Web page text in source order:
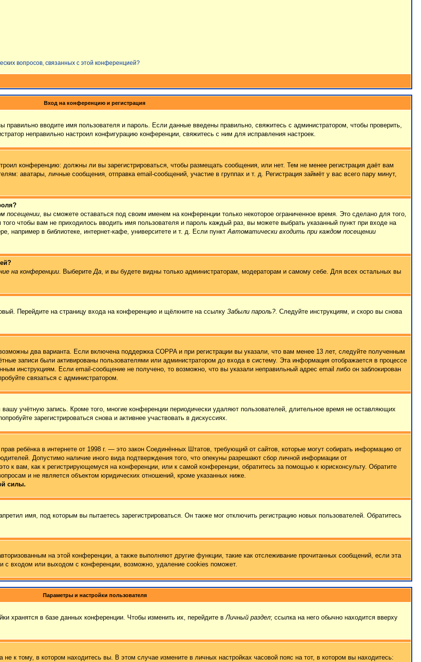
вопросов, связанных с этой конференцией?
Вход на конференцию и регистрация
вводите имя пользователя и пароль. Если данные введены правильно, свяжитесь с администратором, чтобы проверить,
неправильно настроил конфигурацию конференции, свяжитесь с ним для исправления настроек.
конференцию: должны ли вы зарегистрироваться, чтобы размещать сообщения, или нет. Тем не менее регистрация даёт вам
аватары, личные сообщения, отправка email-сообщений, участие в группах и т. д. Регистрация займёт у вас всего пару минут,
посещении, вы сможете оставаться под своим именем на конференции только некоторое ограниченное время. Это сделано для того,
чтобы вам не приходилось вводить имя пользователя и пароль каждый раз, вы можете выбрать указанный пункт при входе на
например в библиотеке, интернет-кафе, университете и т. д. Если пунктАвтоматически входить при каждом посещении
на конференции. ВыберитеДа, и вы будете видны только администраторам, модераторам и самому себе. Для всех остальных вы
Перейдите на страницу входа на конференцию и щёлкните на ссылку Забыли пароль?. Следуйте инструкциям, и скоро вы снова
два варианта. Если включена поддержка COPPA и при регистрации вы указали, что вам менее 13 лет, следуйте полученным
записи были активированы пользователями или администратором до входа в систему. Эта информация отображается в процессе
инструкциям. Если email-сообщение не получено, то возможно, что вы указали неправильный адрес email либо он заблокирован
связаться с администратором.
учётную запись. Кроме того, многие конференции периодически удаляют пользователей, длительное время не оставляющих
зарегистрироваться снова и активнее участвовать в дискуссиях.
ребёнка в интернете от 1998 г. — это закон Соединённых Штатов, требующий от сайтов, которые могут собирать информацию от
Допустимо наличие иного вида подтверждения того, что опекуны разрешают сбор личной информации от
к вам, как к регистрирующемуся на конференции, или к самой конференции, обратитесь за помощью к юрисконсульту. Обратите
и не является объектом юридических отношений, кроме указанных ниже.
силы.
имя, под которым вы пытаетесь зарегистрироваться. Он также мог отключить регистрацию новых пользователей. Обратитесь
на этой конференции, а также выполняют другие функции, такие как отслеживание прочитанных сообщений, если эта
с входом или выходом с конференции, возможно, удаление cookies поможет.
Параметры и настройки пользователя
хранятся в базе данных конференции. Чтобы изменить их, перейдите вЛичный раздел; ссылка на него обычно находится вверху
к тому, в котором находитесь вы. В этом случае измените в личных настройках часовой пояс на тот, в котором вы находитесь: